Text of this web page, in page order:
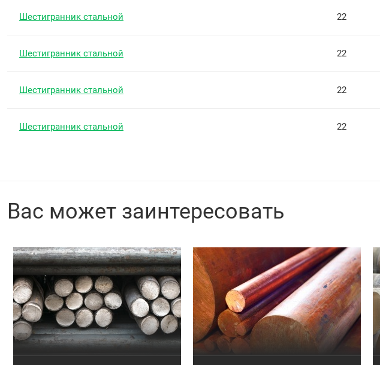
Шестигранник стальной 22
Шестигранник стальной 22
Шестигранник стальной 22
Шестигранник стальной 22
Вас может заинтересовать